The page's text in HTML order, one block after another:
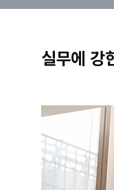
실무에 강